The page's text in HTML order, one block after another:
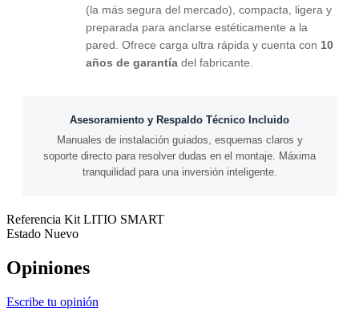
(la más segura del mercado), compacta, ligera y
preparada para anclarse estéticamente a la
pared. Ofrece carga ultra rápida y cuenta con 10
años de garantía del fabricante.
Asesoramiento y Respaldo Técnico Incluido
Manuales de instalación guiados, esquemas claros y
soporte directo para resolver dudas en el montaje. Máxima
tranquilidad para una inversión inteligente.
Referencia Kit LITIO SMART
Estado Nuevo
Opiniones
Escribe tu opinión